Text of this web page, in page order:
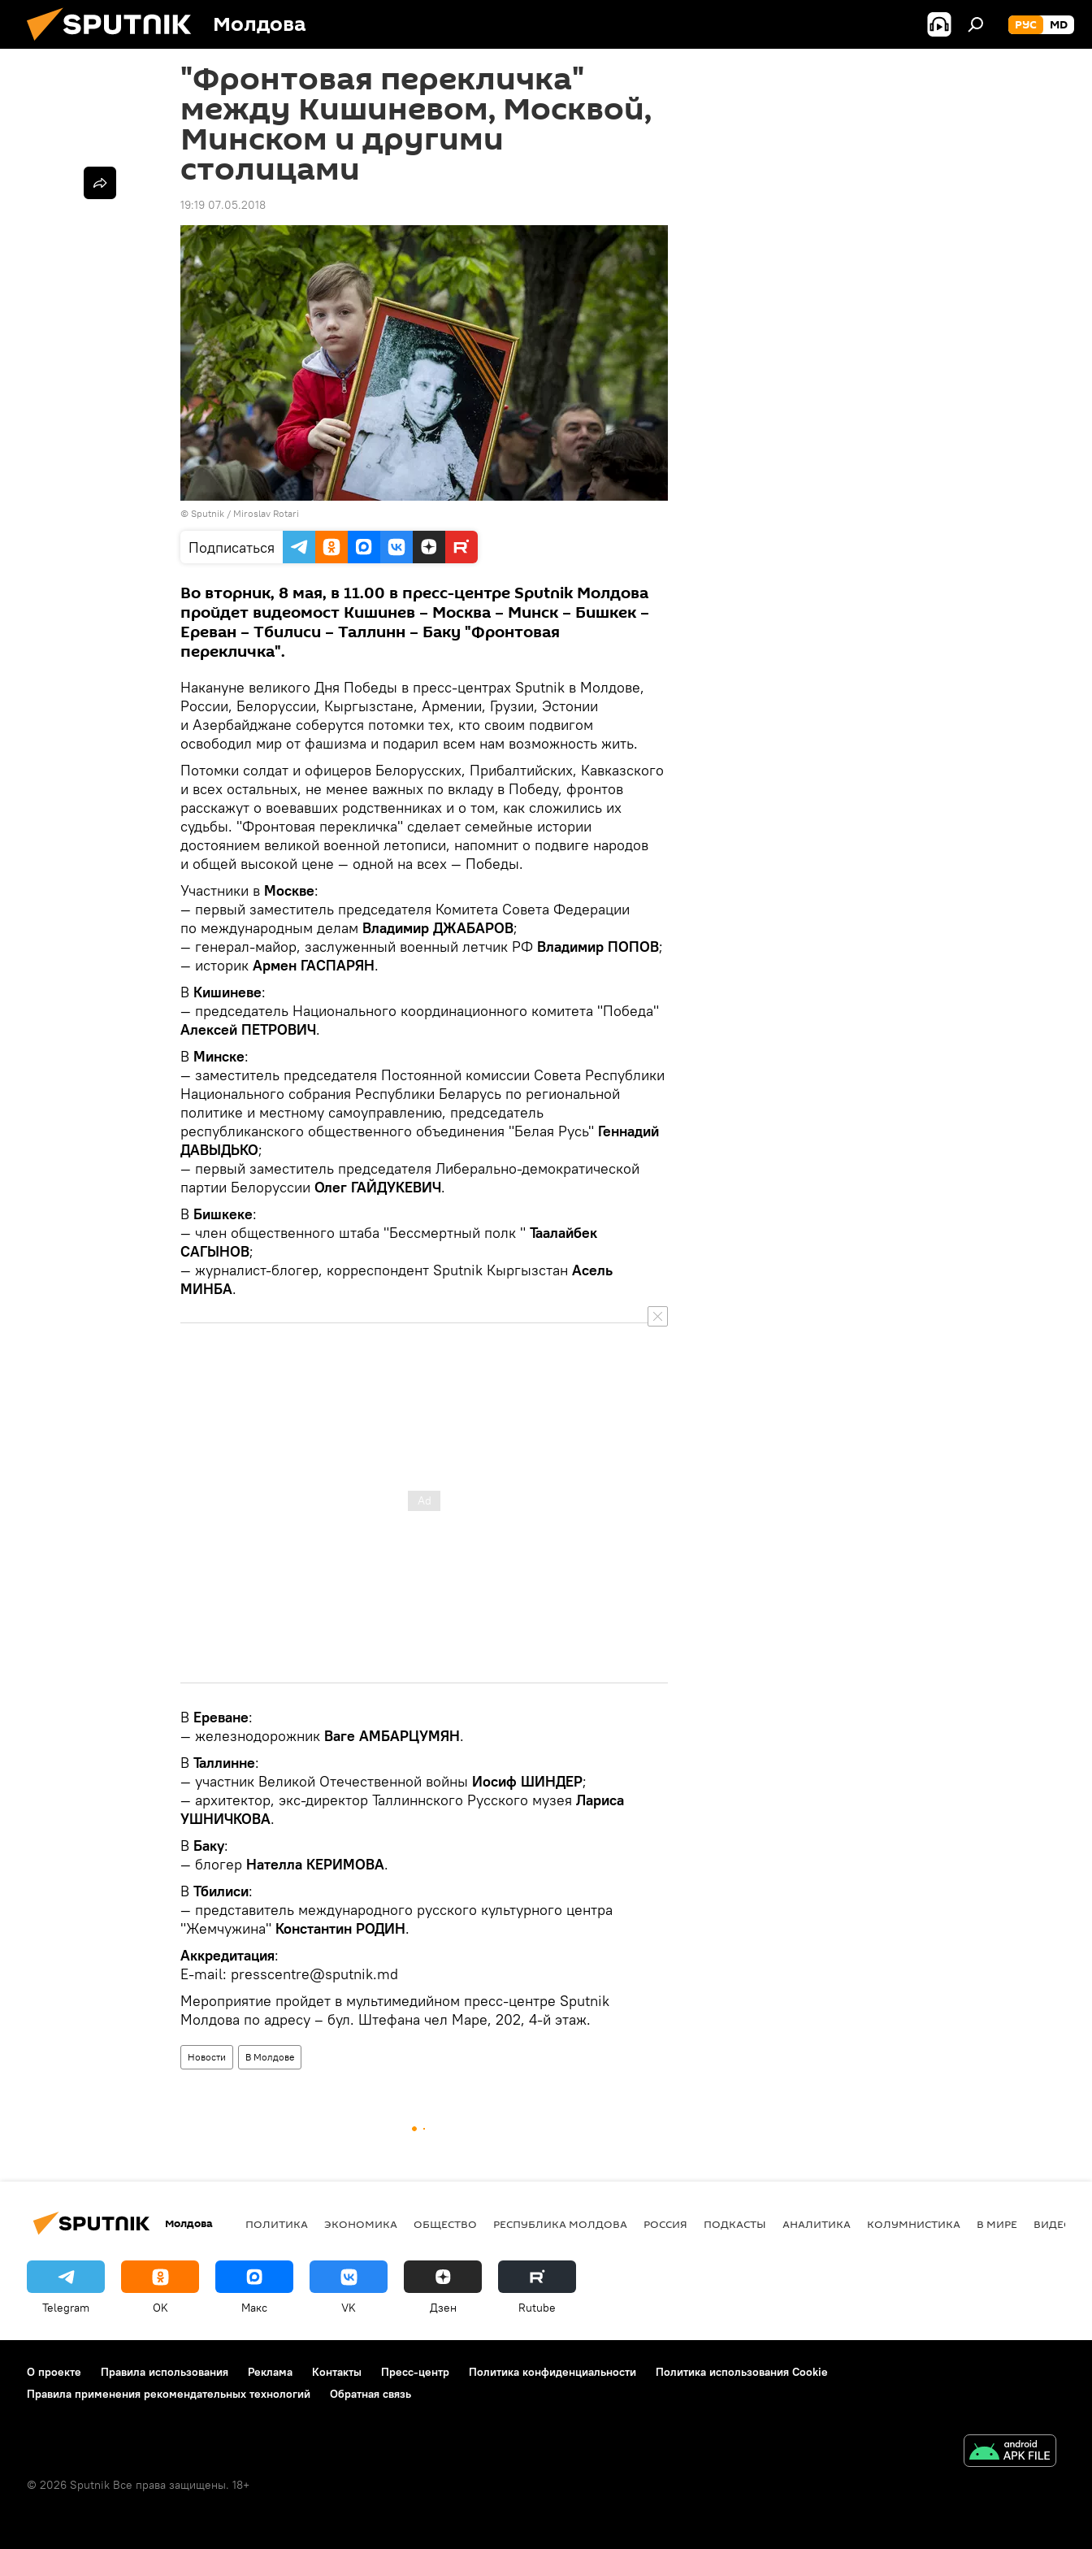
Молдова РУС MD
"Фронтовая перекличка"
между Кишиневом, Москвой,
Минском и другими
столицами
19:19 07.05.2018
© Sputnik / Miroslav Rotari
Подписаться
Во вторник, 8 мая, в 11.00 в пресс-центре Sputnik Молдова
пройдет видеомост Кишинев – Москва – Минск – Бишкек –
Ереван – Тбилиси – Таллинн – Баку "Фронтовая
перекличка".
Накануне великого Дня Победы в пресс-центрах Sputnik в Молдове,
России, Белоруссии, Кыргызстане, Армении, Грузии, Эстонии
и Азербайджане соберутся потомки тех, кто своим подвигом
освободил мир от фашизма и подарил всем нам возможность жить.
Потомки солдат и офицеров Белорусских, Прибалтийских, Кавказского
и всех остальных, не менее важных по вкладу в Победу, фронтов
расскажут о воевавших родственниках и о том, как сложились их
судьбы. "Фронтовая перекличка" сделает семейные истории
достоянием великой военной летописи, напомнит о подвиге народов
и общей высокой цене — одной на всех — Победы.
Участники в Москве:
— первый заместитель председателя Комитета Совета Федерации
по международным делам Владимир ДЖАБАРОВ;
— генерал-майор, заслуженный военный летчик РФ Владимир ПОПОВ;
— историк Армен ГАСПАРЯН.
В Кишиневе:
— председатель Национального координационного комитета "Победа"
Алексей ПЕТРОВИЧ.
В Минске:
— заместитель председателя Постоянной комиссии Совета Республики
Национального собрания Республики Беларусь по региональной
политике и местному самоуправлению, председатель
республиканского общественного объединения "Белая Русь" Геннадий
ДАВЫДЬКО;
— первый заместитель председателя Либерально-демократической
партии Белоруссии Олег ГАЙДУКЕВИЧ.
В Бишкеке:
— член общественного штаба "Бессмертный полк " Таалайбек
САГЫНОВ;
— журналист-блогер, корреспондент Sputnik Кыргызстан Асель
МИНБА.
В Ереване:
— железнодорожник Ваге АМБАРЦУМЯН.
В Таллинне:
— участник Великой Отечественной войны Иосиф ШИНДЕР;
— архитектор, экс-директор Таллиннского Русского музея Лариса
УШНИЧКОВА.
В Баку:
— блогер Нателла КЕРИМОВА.
В Тбилиси:
— представитель международного русского культурного центра
"Жемчужина" Константин РОДИН.
Аккредитация:
E-mail: presscentre@sputnik.md
Мероприятие пройдет в мультимедийном пресс-центре Sputnik
Молдова по адресу – бул. Штефана чел Маре, 202, 4-й этаж.
Новости В Молдове
Молдова ПОЛИТИКА ЭКОНОМИКА ОБЩЕСТВО РЕСПУБЛИКА МОЛДОВА РОССИЯ ПОДКАСТЫ АНАЛИТИКА КОЛУМНИСТИКА В МИРЕ ВИДЕО
Telegram OK Макс VK Дзен Rutube
О проекте Правила использования Реклама Контакты Пресс-центр Политика конфиденциальности
Политика использования Cookie
Правила применения рекомендательных технологий
Обратная связь
© 2026 Sputnik Все права защищены. 18+